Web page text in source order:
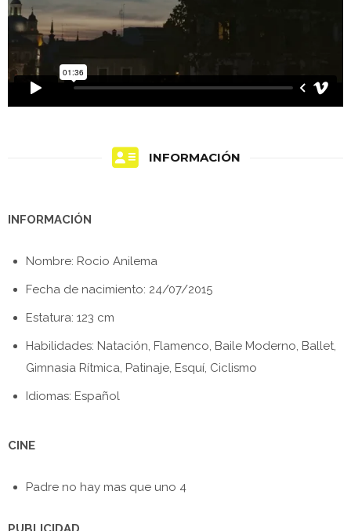
INFORMACIÓN
INFORMACIÓN
Nombre: Rocio Anilema
Fecha de nacimiento: 24/07/2015
Estatura: 123 cm
Habilidades: Natación, Flamenco, Baile Moderno, Ballet,
Gimnasia Rítmica, Patinaje, Esquí, Ciclismo
Idiomas: Español
CINE
Padre no hay mas que uno 4